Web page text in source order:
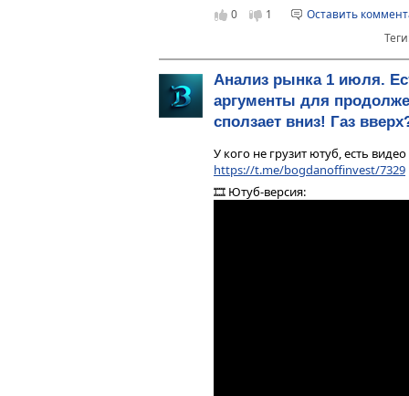
21:31 - Фьючерс на газ,
24:54 - DXY, US10Y, VIX,
25:20 - TMF, Биткойн, Apple, Tesla,
26:11 - Итоги по рынку акций
27:54 - Какао, RNFT, POSI, SMLT,
0 1
Оставить
Анализ рынка 1 июля.
аргументы для
сползает вниз! Газ
У кого не грузит ютуб, есть
https://t.me/bogdanoffinvest/7329
🎞 Ютуб-версия: